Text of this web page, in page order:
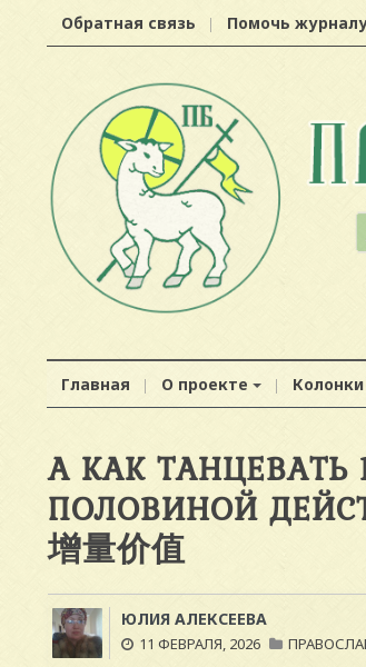
Обратная связь Помочь
Главная О проекте
А КАК
ПОЛОВИНОЙ
增量价值
ЮЛИЯ АЛЕКСЕЕВА
11 ФЕВРАЛЯ, 2026